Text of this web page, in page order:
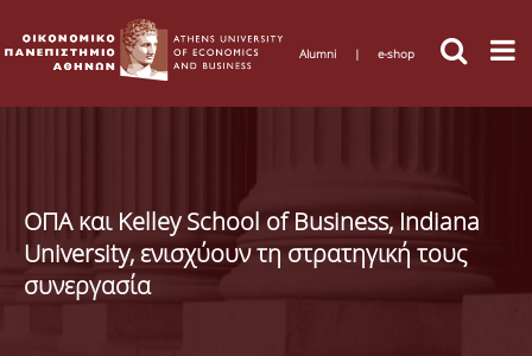
Alumni | e-shop
ΟΠΑ και Kelley School of Business, Indiana
University, ενισχύουν τη στρατηγική τους
συνεργασία